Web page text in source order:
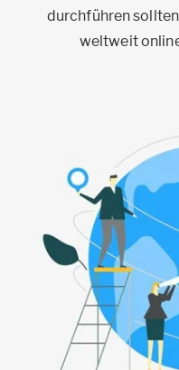
durchführen
weltweit